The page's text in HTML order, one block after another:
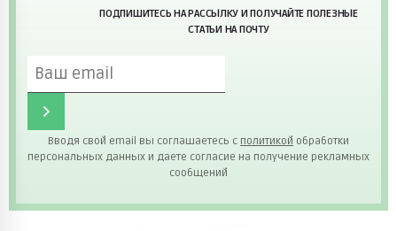
ПОДПИШИТЕСЬ НА РАССЫЛКУ И ПОЛУЧАЙТЕ ПОЛЕЗНЫЕ
СТАТЬИ НА ПОЧТУ
Вводя свой email вы соглашаетесь с политикой обработки
персональных данных и даете согласие на получение рекламных
сообщений